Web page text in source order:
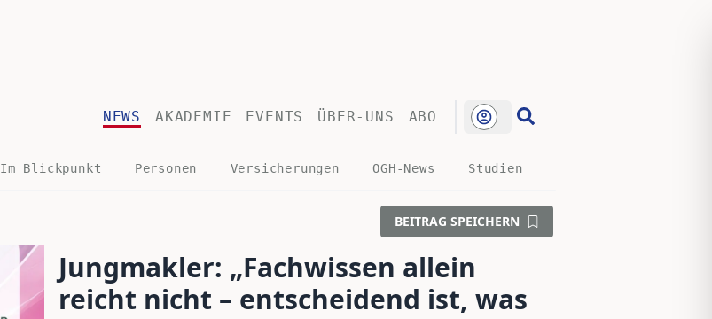
NEWS AKADEMIE EVENTS ÜBER-UNS ABO
Im Blickpunkt Personen Versicherungen OGH-News Studien
BEITRAG SPEICHERN
Jungmakler: „Fachwissen allein
reicht nicht – entscheidend ist, was